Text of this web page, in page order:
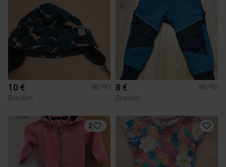
10 €
86/92
Breden
8 €
86/92
Breden
2